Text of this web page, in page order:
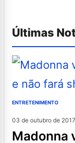
Últimas
ENTRETENIMENTO
03 de outubro de 2017
madonna vem para o brasil este